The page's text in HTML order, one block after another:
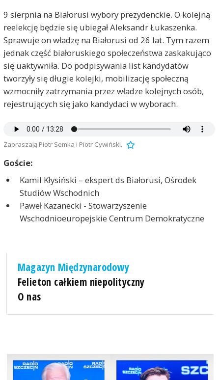
9 sierpnia na Białorusi wybory prezydenckie. O kolejną
reelekcję będzie się ubiegał Aleksandr Łukaszenka.
Sprawuje on władzę na Białorusi od 26 lat. Tym razem
jednak część białoruskiego społeczeństwa zaskakująco
się uaktywniła. Do podpisywania list kandydatów
tworzyły się długie kolejki, mobilizację społeczną
wzmocniły zatrzymania przez władze kolejnych osób,
rejestrujących się jako kandydaci w wyborach.
Zapraszają Piotr Semka i Piotr Cywiński.
Goście:
Kamil Kłysiński – ekspert ds Białorusi, Ośrodek
Studiów Wschodnich
Paweł Kazanecki - Stowarzyszenie
Wschodnioeuropejskie Centrum Demokratyczne
Magazyn Międzynarodowy
Felieton całkiem niepolityczny
O nas